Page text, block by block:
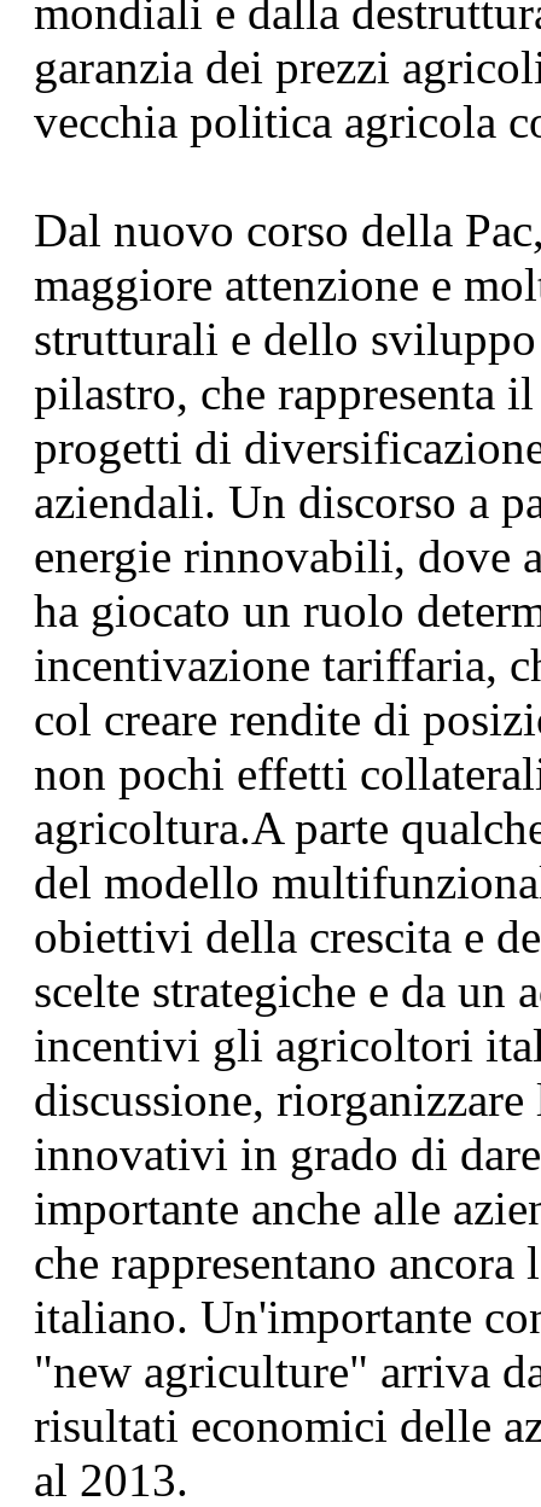
mondiali e dalla
garanzia dei prezzi
vecchia politica agricola
Dal nuovo corso della
maggiore attenzione e
strutturali e dello
pilastro, che rappresenta
progetti di
aziendali. Un discorso a
energie rinnovabili, dove
ha giocato un ruolo
incentivazione tariffaria,
col creare rendite di
non pochi effetti
agricoltura.A parte
del modello
obiettivi della crescita e
scelte strategiche e da un
incentivi gli agricoltori
discussione,
innovativi in grado di
importante anche alle
che rappresentano
italiano. Un'importante
"new agriculture" arriva
risultati economici delle
al 2013.